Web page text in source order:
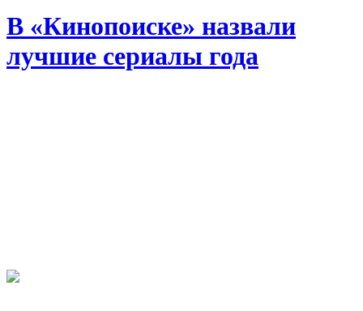
В «Кинопоиске» назвали
лучшие сериалы года